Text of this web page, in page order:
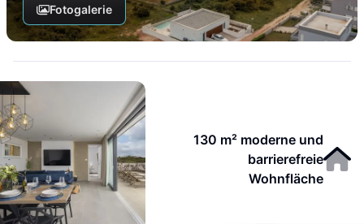
Fotogalerie
130 m² moderne und
barrierefreie
Wohnfläche